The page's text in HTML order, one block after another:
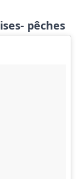
pêches